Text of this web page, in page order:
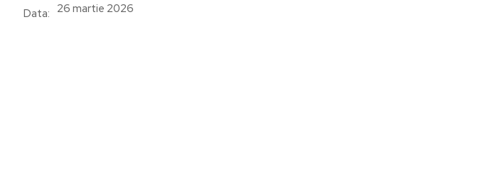
Data: 26 martie 2026